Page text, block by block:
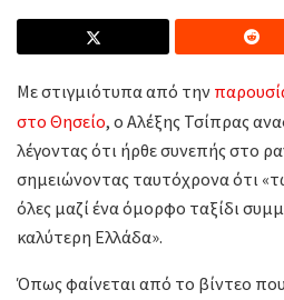
Με στιγμιότυπα από την
στο Θησείο, ο Αλέξης Τσίπρας
λέγοντας ότι ήρθε συνεπής στο
σημειώνοντας ταυτόχρονα ότι
όλες μαζί ένα όμορφο ταξίδι
καλύτερη Ελλάδα».
Όπως φαίνεται από το βίντεο